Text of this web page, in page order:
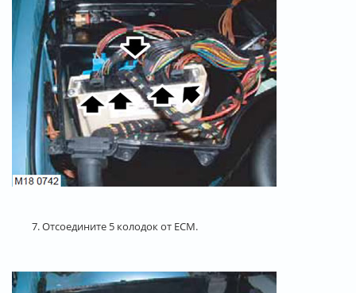
7. Отсоедините 5 колодок от ECM.